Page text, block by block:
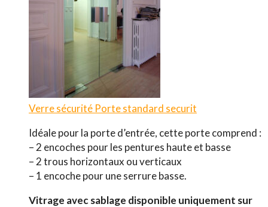
Verre sécurité Porte standard securit
Idéale pour la porte d’entrée, cette porte comprend :
– 2 encoches pour les pentures haute et basse
– 2 trous horizontaux ou verticaux
– 1 encoche pour une serrure basse.
Vitrage avec sablage disponible uniquement sur